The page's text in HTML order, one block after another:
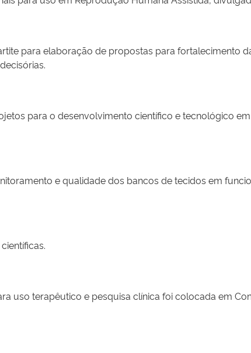
para elaboração de propostas para fortalecimento
para o desenvolvimento científico e tecnológico
e qualidade dos bancos de tecidos em
uso terapêutico e pesquisa clínica foi colocada em